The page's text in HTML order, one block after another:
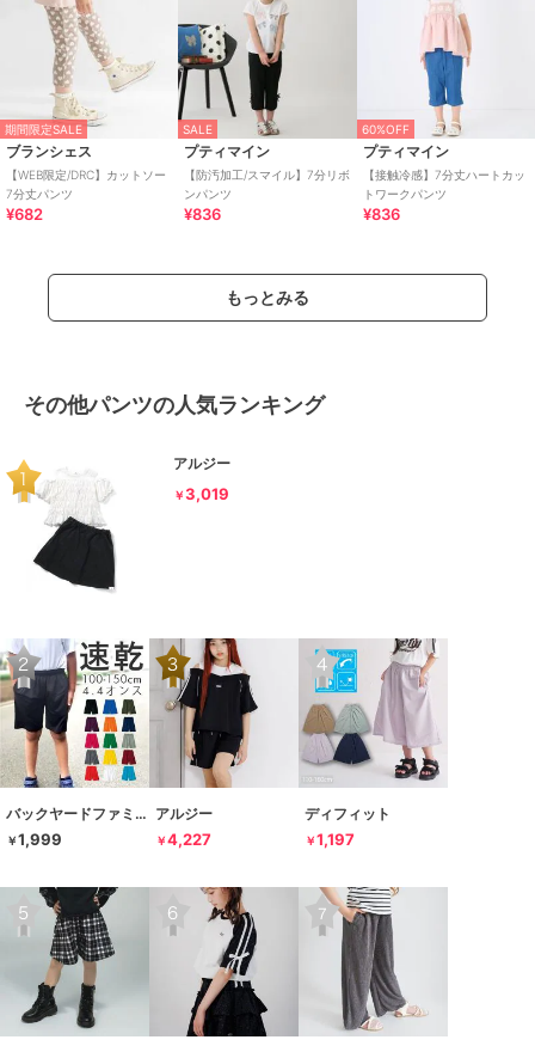
期間限定SALE
ブランシェス
【WEB限定/DRC】カットソー
7分丈パンツ
¥682
SALE
プティマイン
【防汚加工/スマイル】7分リボ
ンパンツ
¥836
60%OFF
プティマイン
【接触冷感】7分丈ハートカッ
トワークパンツ
¥836
もっとみる
その他パンツの人気ランキング
アルジー
￥3,019
バックヤードファミリー
￥1,999
アルジー
￥4,227
ディフィット
￥1,197